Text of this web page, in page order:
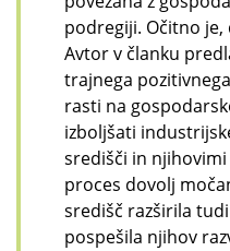
podregiji. Očitno je,
Avtor v članku
trajnega
rasti na
izboljšati
središči in
proces dovolj
središč razširila
pospešila njihov